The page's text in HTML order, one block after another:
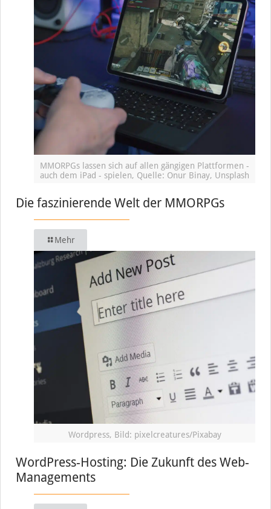
MMORPGs lassen sich auf allen gängigen Plattformen -
auch dem iPad - spielen, Quelle: Onur Binay, Unsplash
Die faszinierende Welt der MMORPGs
Mehr
Wordpress, Bild: pixelcreatures/Pixabay
WordPress-Hosting: Die Zukunft des Web-
Managements